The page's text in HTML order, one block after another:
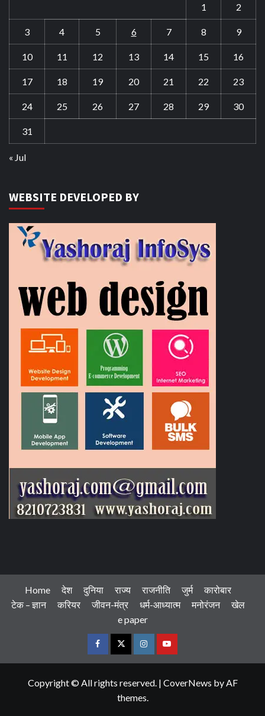
1 2
3 4 5 6 7 8 9
10 11 12 13 14 15 16
17 18 19 20 21 22 23
24 25 26 27 28 29 30
31
« Jul
WEBSITE DEVELOPED BY
Home देश दुनिया राज्य राजनीति जुर्म
कारोबार
टेक – ज्ञान
करियर जीवन-मंत्र धर्म-आध्यात्म मनोरंजन
खेल
e paper
FacebookTwitterInstagramYoutube
Copyright © All rights reserved. | CoverNews by AF
themes.